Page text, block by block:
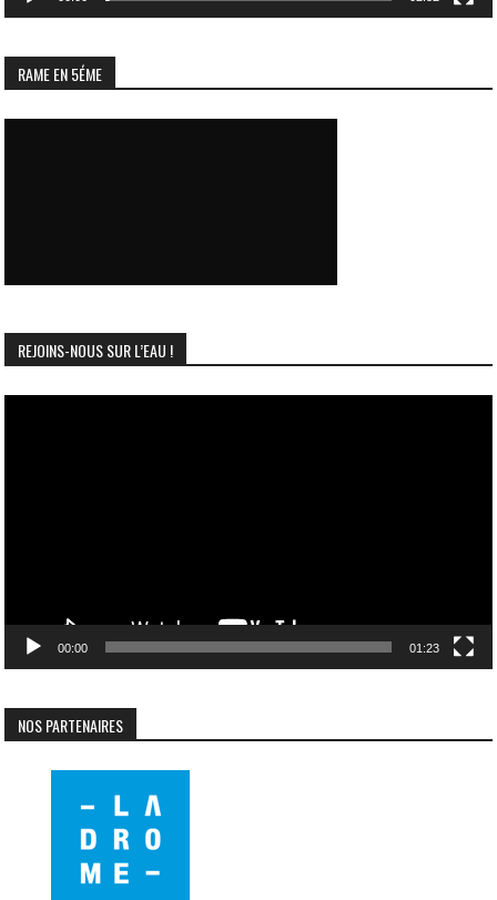
RAME EN 5ÉME
REJOINS-NOUS SUR L’EAU !
00:00 01:23
NOS PARTENAIRES